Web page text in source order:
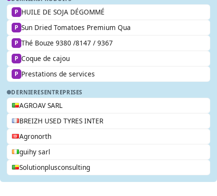
P HUILE DE SOJA DÉGOMMÉ
P Sun Dried Tomatoes Premium Qua
P Thé Bouze 9380 /8147 / 9367
P Coque de cajou
P Prestations de services
DERNIERESENTREPRISES
AGROAV SARL
BREIZH USED TYRES INTER
Agronorth
guihy sarl
Solutionplusconsulting